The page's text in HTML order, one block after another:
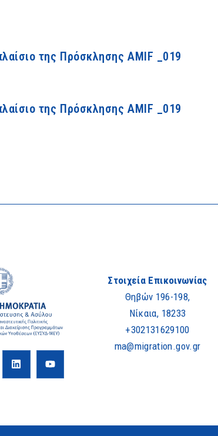
της Πρόσκλησης ΑΜΙF _019
της Πρόσκλησης ΑΜΙF _019
Στοιχεία Επικοινωνίας
Θηβών 196-198,
Νίκαια, 18233
+302131629100
ma@migration.gov.gr